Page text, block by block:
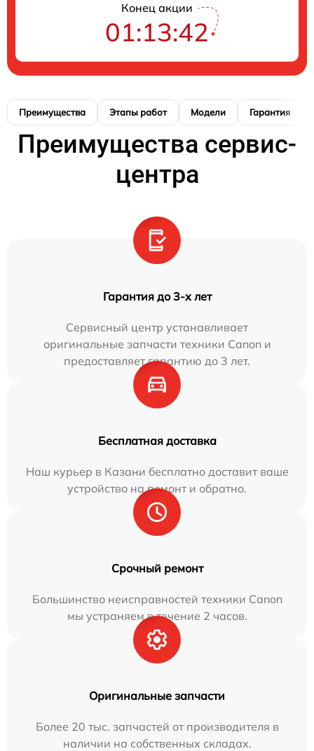
Конец акции
01:13:41
Преимущества Этапы работ Модели Гарантия
Преимущества сервис-
центра
Гарантия до 3-х лет
Сервисный центр устанавливает
оригинальные запчасти техники Canon и
предоставляет гарантию до 3 лет.
Бесплатная доставка
Наш курьер в Казани бесплатно доставит ваше
устройство на ремонт и обратно.
Срочный ремонт
Большинство неисправностей техники Canon
мы устраняем в течение 2 часов.
Оригинальные запчасти
Более 20 тыс. запчастей от производителя в
наличии на собственных складах.